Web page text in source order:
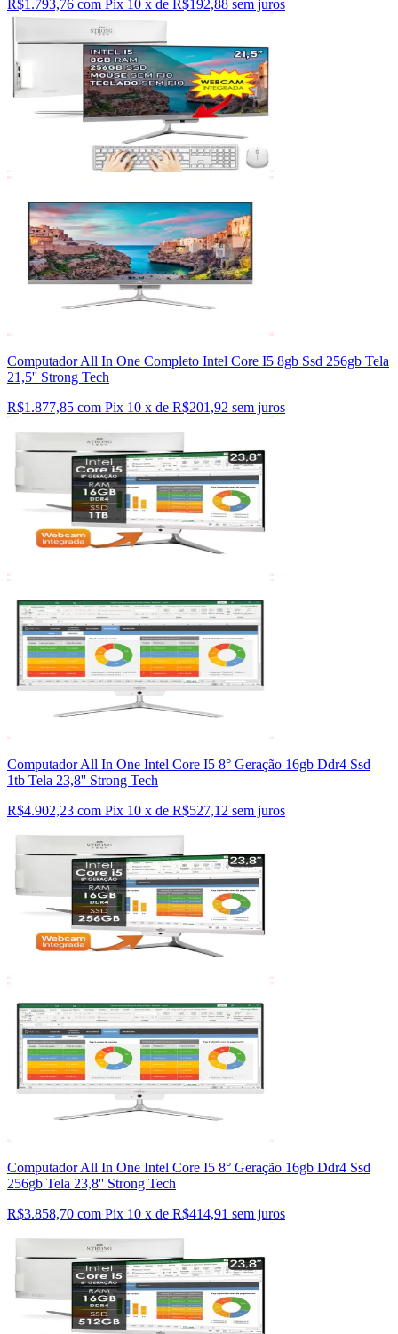
R$1.793,76 com Pix 10 x de R$192,88 sem juros
Computador All In One Completo Intel Core I5 8gb Ssd 256gb Tela
21,5'' Strong Tech
R$1.877,85 com Pix 10 x de R$201,92 sem juros
Computador All In One Intel Core I5 8° Geração 16gb Ddr4 Ssd
1tb Tela 23,8'' Strong Tech
R$4.902,23 com Pix 10 x de R$527,12 sem juros
Computador All In One Intel Core I5 8° Geração 16gb Ddr4 Ssd
256gb Tela 23,8'' Strong Tech
R$3.858,70 com Pix 10 x de R$414,91 sem juros